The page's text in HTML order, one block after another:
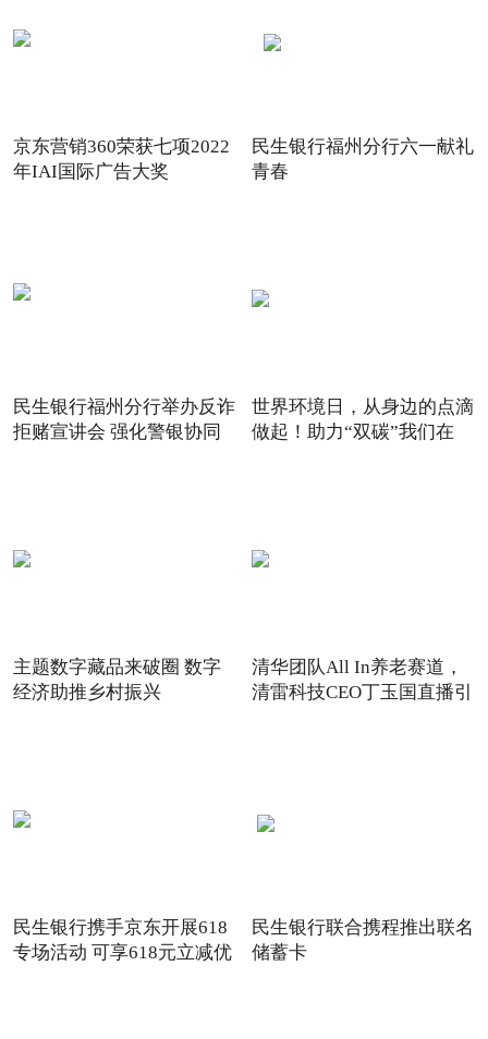
京东营销360荣获七项2022
年IAI国际广告大奖
民生银行福州分行六一献礼
青春
民生银行福州分行举办反诈
拒赌宣讲会 强化警银协同
世界环境日，从身边的点滴
做起！助力“双碳”我们在
主题数字藏品来破圈 数字
经济助推乡村振兴
清华团队All In养老赛道，
清雷科技CEO丁玉国直播引
民生银行携手京东开展618
专场活动 可享618元立减优
民生银行联合携程推出联名
储蓄卡